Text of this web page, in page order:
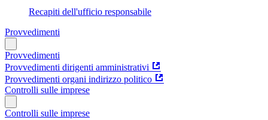
Recapiti dell'ufficio responsabile
Provvedimenti
Provvedimenti
Provvedimenti dirigenti amministrativi
Provvedimenti organi indirizzo politico
Controlli sulle imprese
Controlli sulle imprese